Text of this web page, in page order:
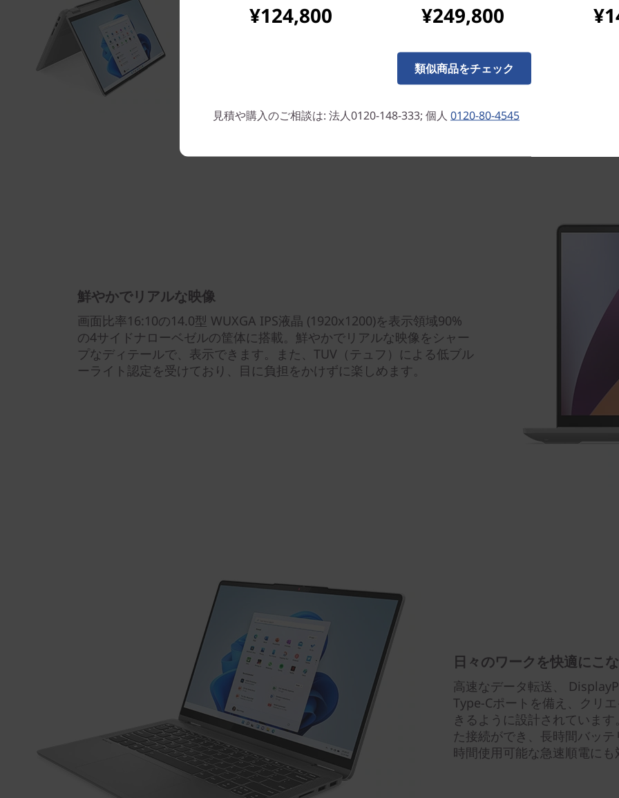
鮮やかでリアルな映像
画面比率16:10の14.0型 WUXGA IPS液晶 (1920x1200)を表示領域90%
の4サイドナローベゼルの筐体に搭載。鮮やかでリアルな映像をシャー
プなディテールで、表示できます。また、TUV（テュフ）による低ブル
ーライト認定を受けており、目に負担をかけずに楽しめます。
日々のワークを快適にこ
高速なデータ転送、
Type-Cポートを備え、クリ
きるように設計されていま
た接続ができ、長時間バッ
時間使用可能な急速順電に
¥124,800 ¥249,800
類似商品をチェック
見積や購入のご相談は: 法人0120-148-333; 個人 0120-80-4545